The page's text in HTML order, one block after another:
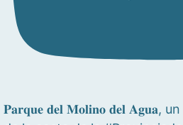
𝐏𝐚𝐫𝐪𝐮𝐞 𝐝𝐞𝐥 𝐌𝐨𝐥𝐢𝐧𝐨 𝐝𝐞𝐥 𝐀𝐠𝐮𝐚,